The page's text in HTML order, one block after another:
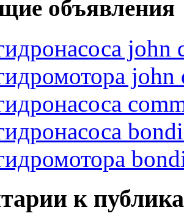
объявления
john
john
к